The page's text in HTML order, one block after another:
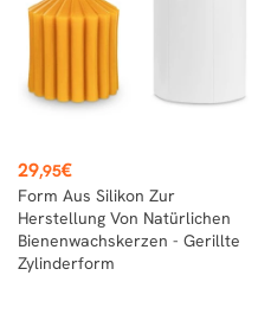
Preis
29,95€
Form Aus Silikon Zur
Herstellung Von Natürlichen
Bienenwachskerzen - Gerillte
Zylinderform